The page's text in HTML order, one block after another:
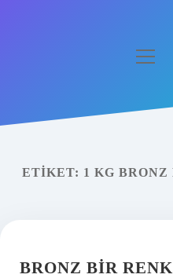
Yasal Uyarı
ETIKET: 1 KG
BRONZ BIR